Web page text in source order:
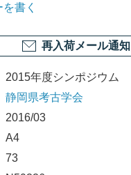
書く
再入荷メール通知
2015年度シンポジウム
静岡県考古学会
2016/03
A4
73